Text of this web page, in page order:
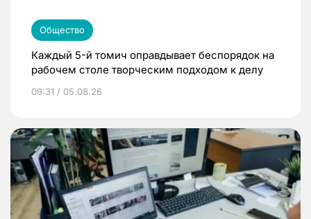
Общество
Каждый 5-й томич оправдывает беспорядок на
рабочем столе творческим подходом к делу
09:31 / 05.08.26